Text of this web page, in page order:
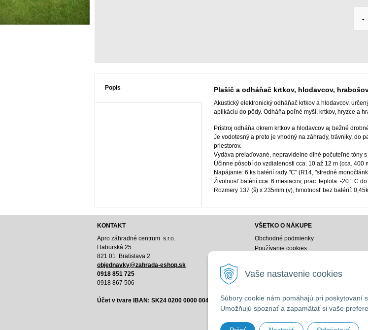
Vaše nastavenie cookies
Súbory cookie nám pomáhajú pri poskytovaní
Umožňujú spoznať a zapamätať si vaše
-
Popis Plašič a odháňač krtkov, hlodavcov,
Akustický elektronický odháňač krtkov a hlodavcov,
aplikáciu do pôdy. Odháňa poľné myši, krtkov, hryzce a
Prístroj odháňa okrem krtkov a hlodavcov aj bežné
Je vodotesný a preto je vhodný na záhrady, trávniky, do
priestorov.
Vydáva prelaďované, nepravidelne dlhé počuteľné tóny
Účinne pôsobí do vzdialenosti cca. 10 až 12 m (cca. 400
Napájanie: 6 ks batérií rady "C" (R14, "stredné
Životnosť batérií cca. 6 mesiacov, prac. teplota: -20 ° C do
Rozmery 137 (š) x 235mm (v), hmotnosť bez batérií:
KONTAKT
Apro záhradné centrum s.r.o.
Haburská 25
821 01 Bratislava 2
objednavky@zahrada-eshop.sk
0918 851 725
0918 867 506
Účet v tvare IBAN: SK24 0200 0000 0040 8032 9153
VŠETKO O NÁKUPE
Obchodné podmienky
Používanie cookies
Ochrana osobných údajov